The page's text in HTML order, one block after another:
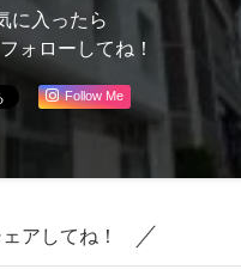
に入ったら
ォローしてね！
Follow Me
アしてね！